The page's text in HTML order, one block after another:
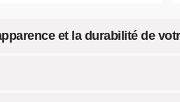
et la durabilité de